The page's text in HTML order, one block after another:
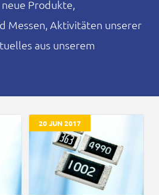
Produkte
Service
Magazin
Karriere
Kontakt
Produkte,
Messen, Aktivitäten unserer
aus unserem
20 JUN 2017